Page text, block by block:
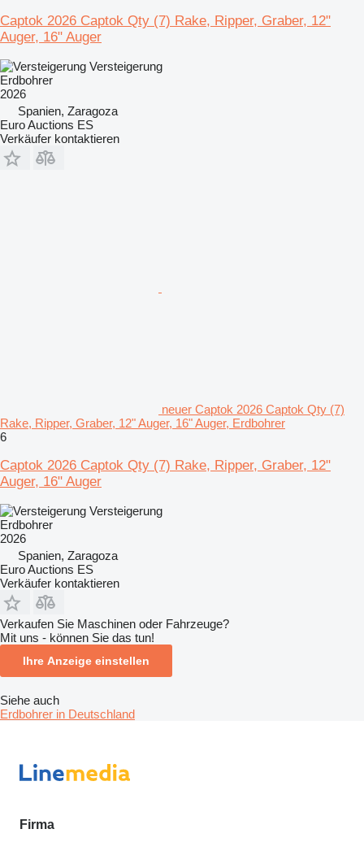
Captok 2026 Captok Qty (7) Rake, Ripper, Graber, 12"
Auger, 16" Auger
Versteigerung
Erdbohrer
2026
Spanien, Zaragoza
Euro Auctions ES
Verkäufer kontaktieren
neuer Captok 2026 Captok Qty (7)
Rake, Ripper, Graber, 12" Auger, 16" Auger, Erdbohrer
6
Captok 2026 Captok Qty (7) Rake, Ripper, Graber, 12"
Auger, 16" Auger
Versteigerung
Erdbohrer
2026
Spanien, Zaragoza
Euro Auctions ES
Verkäufer kontaktieren
Verkaufen Sie Maschinen oder Fahrzeuge?
Mit uns - können Sie das tun!
Ihre Anzeige einstellen
Siehe auch
Erdbohrer in Deutschland
Firma